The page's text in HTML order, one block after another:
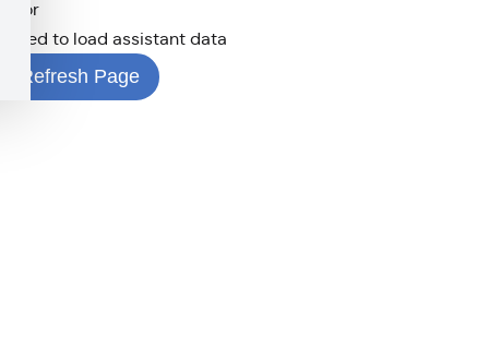
Error
Failed to load assistant data
Refresh Page